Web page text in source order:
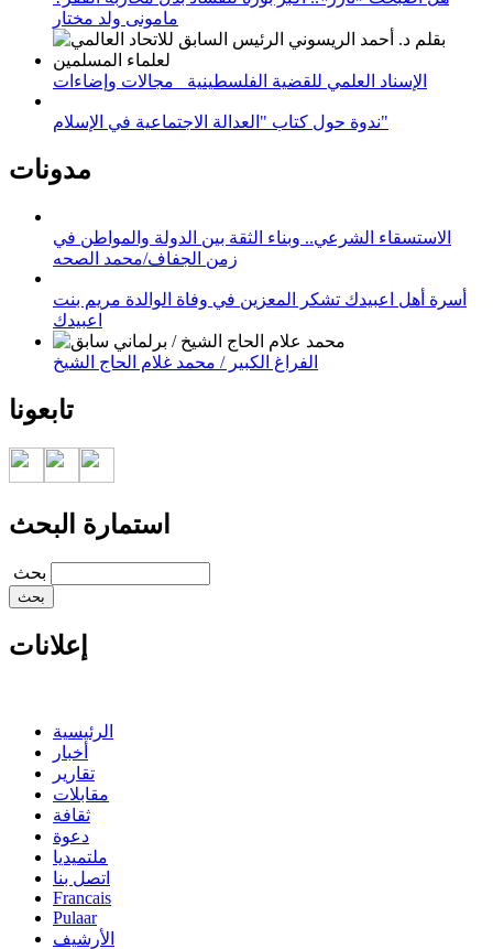
مامونى ولد مختار
الإسناد العلمي للقضية الفلسطينية_ مجالات وإضاءات
ندوة حول كتاب "العدالة الاجتماعية في الإسلام"
مدونات
الاستسقاء الشرعي.. وبناء الثقة بين الدولة والمواطن في
زمن الجفاف/محمد الصحه
أسرة أهل اعبيدك تشكر المعزين في وفاة الوالدة مريم بنت
اعبيدك
الفراغ الكبير / محمد غلام الحاج الشيخ
تابعونا
استمارة البحث
‏بحث ‏
إعلانات
الرئيسية
أخبار
تقارير
مقابلات
ثقافة
دعوة
ملتميديا
اتصل بنا
Francais
Pulaar
الأرشيف